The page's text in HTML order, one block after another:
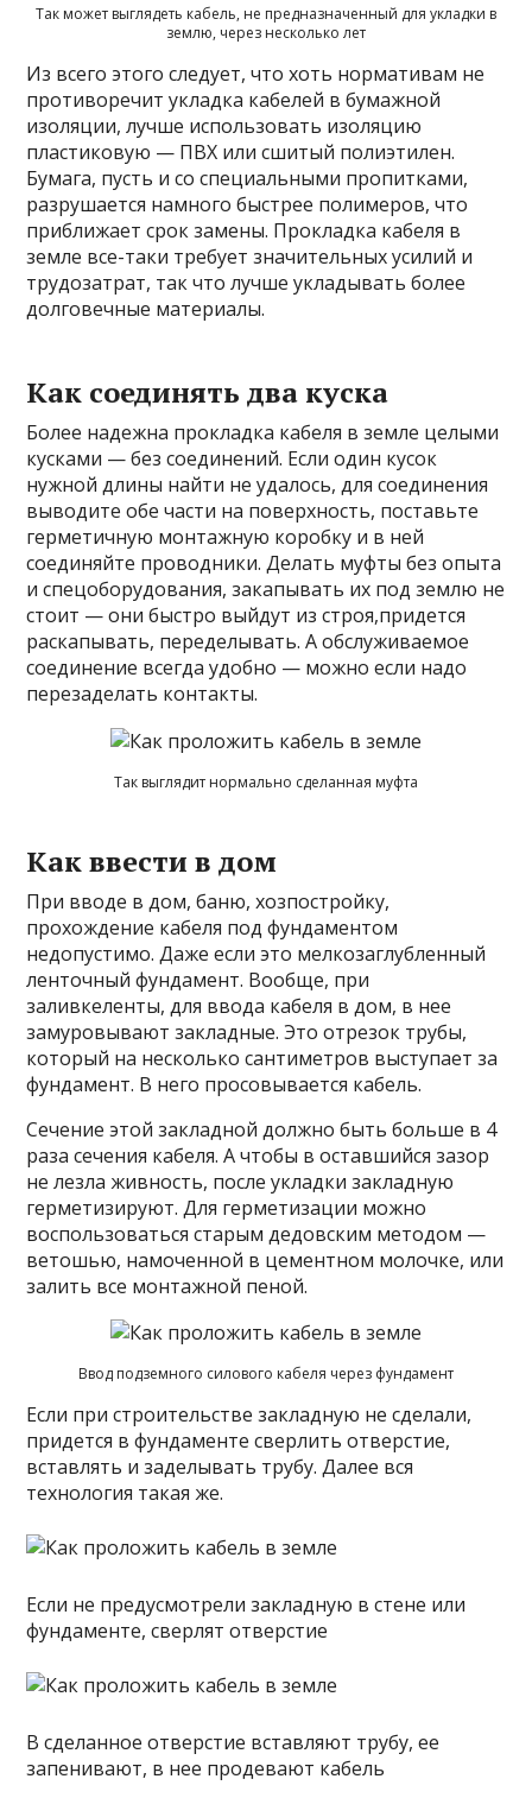
Так может выглядеть кабель, не предназначенный для укладки в
землю, через несколько лет
Из всего этого следует, что хоть нормативам не
противоречит укладка кабелей в бумажной
изоляции, лучше использовать изоляцию
пластиковую — ПВХ или сшитый полиэтилен.
Бумага, пусть и со специальными пропитками,
разрушается намного быстрее полимеров, что
приближает срок замены. Прокладка кабеля в
земле все-таки требует значительных усилий и
трудозатрат, так что лучше укладывать более
долговечные материалы.
Как соединять два куска
Более надежна прокладка кабеля в земле целыми
кусками — без соединений. Если один кусок
нужной длины найти не удалось, для соединения
выводите обе части на поверхность, поставьте
герметичную монтажную коробку и в ней
соединяйте проводники. Делать муфты без опыта
и спецоборудования, закапывать их под землю не
стоит — они быстро выйдут из строя,придется
раскапывать, переделывать. А обслуживаемое
соединение всегда удобно — можно если надо
перезаделать контакты.
Так выглядит нормально сделанная муфта
Как ввести в дом
При вводе в дом, баню, хозпостройку,
прохождение кабеля под фундаментом
недопустимо. Даже если это мелкозаглубленный
ленточный фундамент. Вообще, при
заливкеленты, для ввода кабеля в дом, в нее
замуровывают закладные. Это отрезок трубы,
который на несколько сантиметров выступает за
фундамент. В него просовывается кабель.
Сечение этой закладной должно быть больше в 4
раза сечения кабеля. А чтобы в оставшийся зазор
не лезла живность, после укладки закладную
герметизируют. Для герметизации можно
воспользоваться старым дедовским методом —
ветошью, намоченной в цементном молочке, или
залить все монтажной пеной.
Ввод подземного силового кабеля через фундамент
Если при строительстве закладную не сделали,
придется в фундаменте сверлить отверстие,
вставлять и заделывать трубу. Далее вся
технология такая же.
Если не предусмотрели закладную в стене или
фундаменте, сверлят отверстие
В сделанное отверстие вставляют трубу, ее
запенивают, в нее продевают кабель